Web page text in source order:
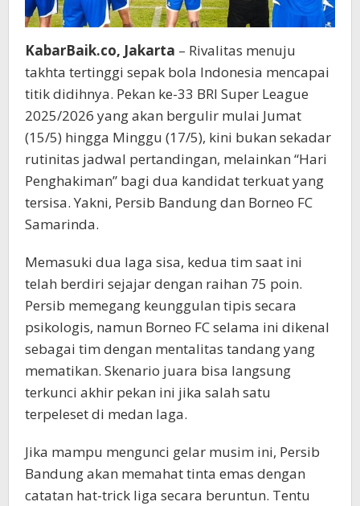
KabarBaik.co, Jakarta – Rivalitas menuju
takhta tertinggi sepak bola Indonesia mencapai
titik didihnya. Pekan ke-33 BRI Super League
2025/2026 yang akan bergulir mulai Jumat
(15/5) hingga Minggu (17/5), kini bukan sekadar
rutinitas jadwal pertandingan, melainkan “Hari
Penghakiman” bagi dua kandidat terkuat yang
tersisa. Yakni, Persib Bandung dan Borneo FC
Samarinda.
Memasuki dua laga sisa, kedua tim saat ini
telah berdiri sejajar dengan raihan 75 poin.
Persib memegang keunggulan tipis secara
psikologis, namun Borneo FC selama ini dikenal
sebagai tim dengan mentalitas tandang yang
mematikan. Skenario juara bisa langsung
terkunci akhir pekan ini jika salah satu
terpeleset di medan laga.
Jika mampu mengunci gelar musim ini, Persib
Bandung akan memahat tinta emas dengan
catatan hat-trick liga secara beruntun. Tentu